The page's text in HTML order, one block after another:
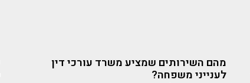
מהם השירותים שמציע משרד עורכי דין
לענייני משפחה?